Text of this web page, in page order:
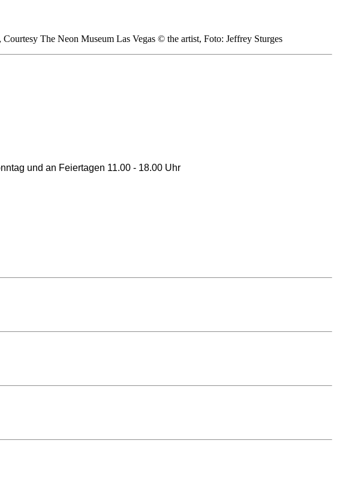
The Neon Museum Las Vegas © the artist, Foto: Jeffrey Sturges
und an Feiertagen 11.00 - 18.00 Uhr